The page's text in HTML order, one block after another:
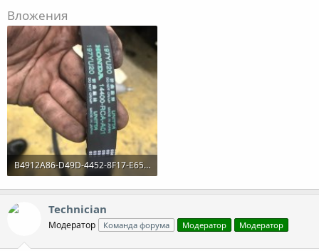
Вложения
B4912A86-D49D-4452-8F17-E6540B981E20.jpeg
131.5 KB · Просмотры: 410
Technician
Модератор Команда форума Модератор Модератор